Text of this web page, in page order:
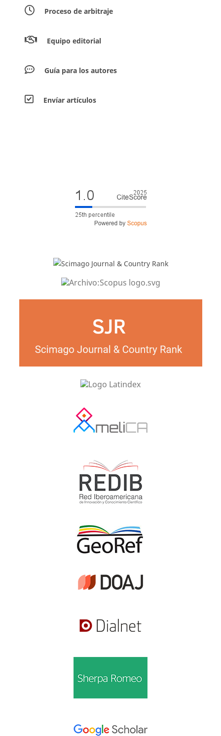
Proceso de arbitraje
Equipo editorial
Guía para los autores
Envíar artículos